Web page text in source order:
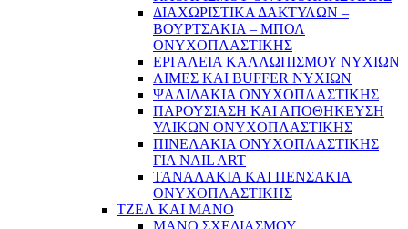
ΔΙΑΧΩΡΙΣΤΙΚΑ ΔΑΚΤΥΛΩΝ –
ΒΟΥΡΤΣΑΚΙΑ – ΜΠΟΛ
ΟΝΥΧΟΠΛΑΣΤΙΚΗΣ
ΕΡΓΑΛΕΙΑ ΚΑΛΛΩΠΙΣΜΟΥ ΝΥΧΙΩΝ
ΛΙΜΕΣ ΚΑΙ BUFFER ΝΥΧΙΩΝ
ΨΑΛΙΔΑΚΙΑ ΟΝΥΧΟΠΛΑΣΤΙΚΗΣ
ΠΑΡΟΥΣΙΑΣΗ ΚΑΙ ΑΠΟΘΗΚΕΥΣΗ
ΥΛΙΚΩΝ ΟΝΥΧΟΠΛΑΣΤΙΚΗΣ
ΠΙΝΕΛΑΚΙΑ ΟΝΥΧΟΠΛΑΣΤΙΚΗΣ
ΓΙΑ NAIL ART
ΤΑΝΑΛΑΚΙΑ ΚΑΙ ΠΕΝΣΑΚΙΑ
ΟΝΥΧΟΠΛΑΣΤΙΚΗΣ
ΤΖΕΛ ΚΑΙ ΜΑΝΟ